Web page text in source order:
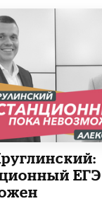
ЕГЭ